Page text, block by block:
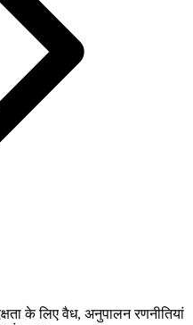
के लिए वैध, अनुपालन रणनीतियां